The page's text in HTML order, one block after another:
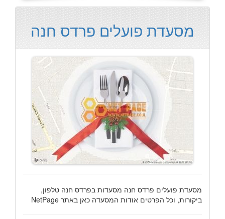
מסעדת פועלים פרדס חנה
מסעדת פועלים פרדס חנה מסעדות בפרדס חנה טלפון,
ביקורות, וכל הפרטים אודות המסעדה כאן באתר NetPage